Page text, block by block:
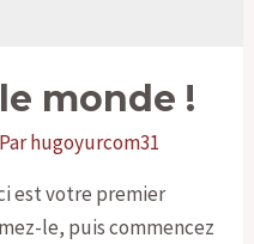
monde !
hugoyurcom31
est votre premier
le, puis commencez